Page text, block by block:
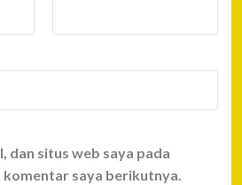
dan situs web saya pada
saya berikutnya.